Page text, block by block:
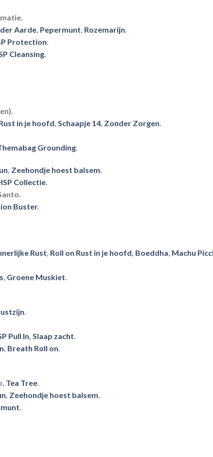
Aarde, Pepermunt, Rozemarijn.
Protection.
Cleansing.
in je hoofd Schaapje 14 Zonder Zorgen
Grounding
Zeehondje hoest balsem
Collectie
Buster.
Rust, Roll on Rust in je hoofd, Boeddha, Machu
, Groene Muskiet.
.
Pull In, Slaap zacht.
, Breath Roll on.
Tea Tree.
, Zeehondje hoest balsem.
.